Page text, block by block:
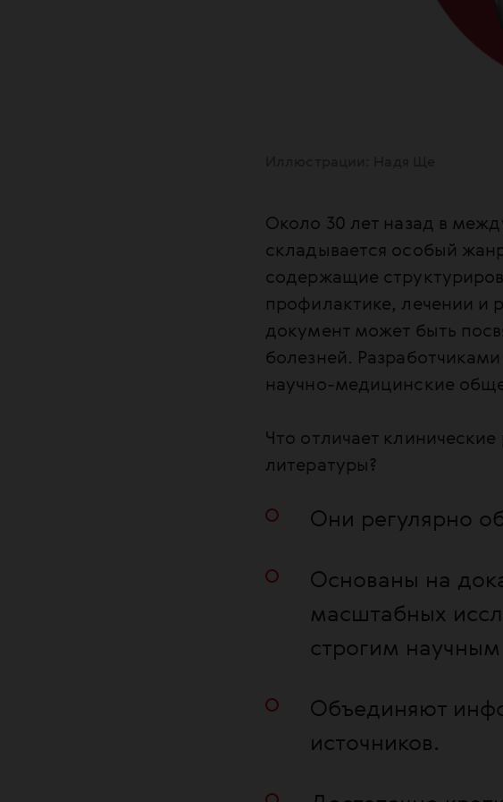
Около 30 лет назад в
складывается особый
содержащие
профилактике, лечении и
документ может быть
болезней.
научно-медицинские
Что отличает
литературы?
Они регулярно
Основаны на
масштабных
строгим
Объединяют
источников.